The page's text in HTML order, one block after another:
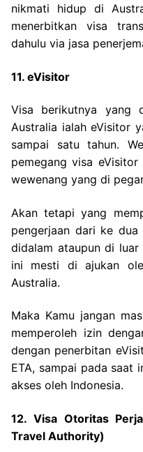
nikmati hidup di
menerbitkan visa
dahulu via jasa
11. eVisitor
Visa berikutnya yang
Australia ialah eVisitor
sampai satu tahun.
pemegang visa
wewenang yang di
Akan tetapi yang
pengerjaan dari ke
didalam ataupun di
ini mesti di ajukan
Australia.
Maka Kamu jangan
memperoleh izin
dengan penerbitan
ETA, sampai pada saat
akses oleh Indonesia.
12. Visa Otoritas
Travel Authority)